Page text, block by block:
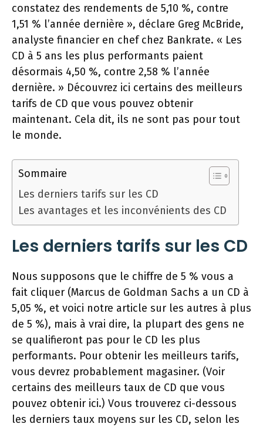
constatez des rendements de 5,10 %, contre
1,51 % l’année dernière », déclare Greg McBride,
analyste financier en chef chez Bankrate. « Les
CD à 5 ans les plus performants paient
désormais 4,50 %, contre 2,58 % l’année
dernière. » Découvrez ici certains des meilleurs
tarifs de CD que vous pouvez obtenir
maintenant. Cela dit, ils ne sont pas pour tout
le monde.
Sommaire
Les derniers tarifs sur les CD
Les avantages et les inconvénients des CD
Les derniers tarifs sur les CD
Nous supposons que le chiffre de 5 % vous a
fait cliquer (Marcus de Goldman Sachs a un CD à
5,05 %, et voici notre article sur les autres à plus
de 5 %), mais à vrai dire, la plupart des gens ne
se qualifieront pas pour le CD les plus
performants. Pour obtenir les meilleurs tarifs,
vous devrez probablement magasiner. (Voir
certains des meilleurs taux de CD que vous
pouvez obtenir ici.) Vous trouverez ci-dessous
les derniers taux moyens sur les CD, selon les